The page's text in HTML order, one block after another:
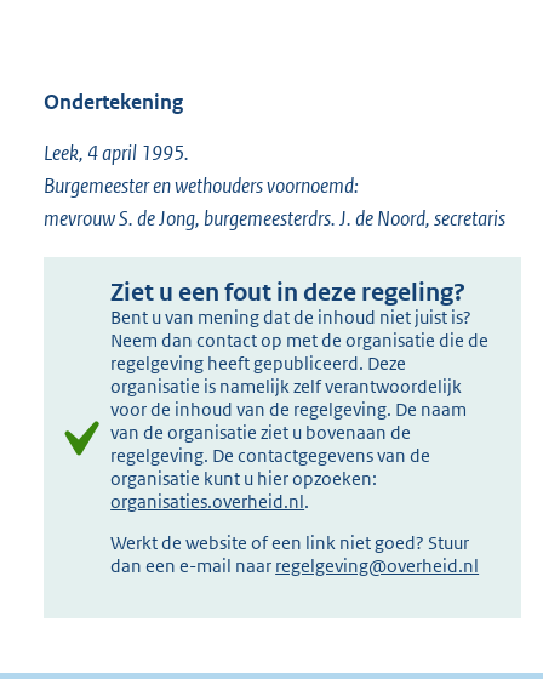
Ondertekening
Leek, 4 april 1995.
Burgemeester en wethouders voornoemd:
mevrouw S. de Jong, burgemeesterdrs. J. de Noord, secretaris
Ziet u een fout in deze regeling?
Bent u van mening dat de inhoud niet juist is?
Neem dan contact op met de organisatie die de
regelgeving heeft gepubliceerd. Deze
organisatie is namelijk zelf verantwoordelijk
voor de inhoud van de regelgeving. De naam
van de organisatie ziet u bovenaan de
regelgeving. De contactgegevens van de
organisatie kunt u hier opzoeken:
organisaties.overheid.nl.
Werkt de website of een link niet goed? Stuur
dan een e-mail naar regelgeving@overheid.nl